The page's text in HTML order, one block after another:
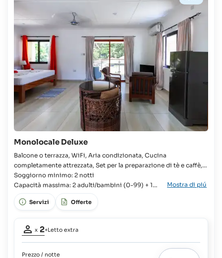
Monolocale Deluxe
Balcone o terrazza, WiFi, Aria condizionata, Cucina
completamente attrezzata, Set per la preparazione di tè e caffè,
Pacchetto di benvenuto fornito all'arrivo, Asciugacapelli, TV,
Doccia a filo pavimento con getto a pioggia Monolocale,
Famiglie, Viaggi di nozze, Soggiorno/camera da letto, Letto
queen, Armadio, Culla disponibile, Bagno in camera, WC,
Soggiorno minimo: 2 notti
Capacità massima: 2 adulti/bambini (0-99) + 1
neonato (0-2)
Mostra di piú
Servizi Offerte
Partecipanti
x 2+Letto extra
Prezzo / notte